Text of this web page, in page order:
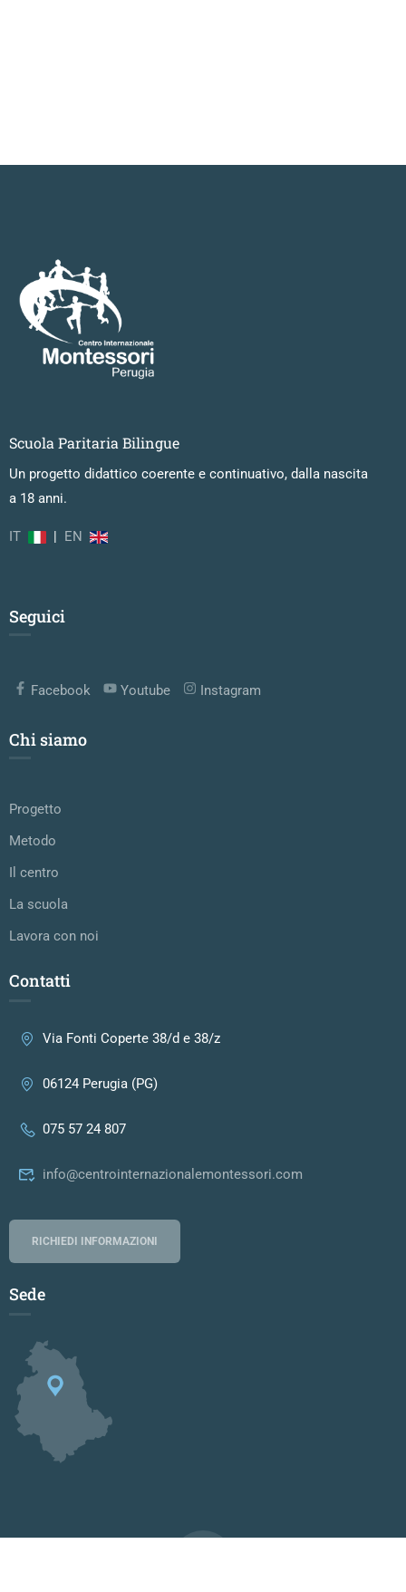
Scuola Paritaria Bilingue
Un progetto didattico coerente e continuativo, dalla nascita
a 18 anni.
IT | EN
Seguici
Facebook Youtube Instagram
Chi siamo
Progetto
Metodo
Il centro
La scuola
Lavora con noi
Contatti
Via Fonti Coperte 38/d e 38/z
06124 Perugia (PG)
075 57 24 807
info@centrointernazionalemontessori.com
RICHIEDI INFORMAZIONI
Sede